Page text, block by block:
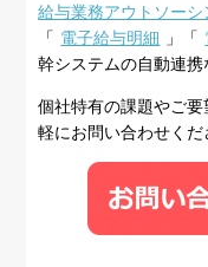
給与業務アウトソーシ
「 電子給与明細 」「
幹システムの自動連携
個社特有の課題やご
軽にお問い合わせくだ